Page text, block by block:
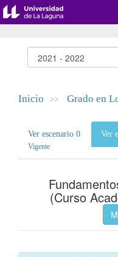
Inicio >> Grado en
Ver escenario 0
Vigente
Ver
(Curso